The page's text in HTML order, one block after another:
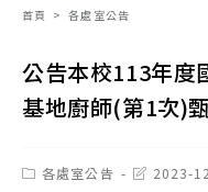
首頁 > 各處室公告
公告本校113年度
基地廚師(第1次)
Post各處室公告
Post2023-